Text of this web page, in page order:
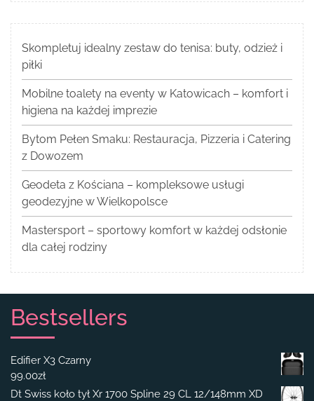
Skompletuj idealny zestaw do tenisa: buty, odzież i
piłki
Mobilne toalety na eventy w Katowicach – komfort i
higiena na każdej imprezie
Bytom Pełen Smaku: Restauracja, Pizzeria i Catering
z Dowozem
Geodeta z Kościana – kompleksowe usługi
geodezyjne w Wielkopolsce
Mastersport – sportowy komfort w każdej odsłonie
dla całej rodziny
Bestsellers
Edifier X3 Czarny
99.00zł
Dt Swiss koło tył Xr 1700 Spline 29 CL 12/148mm XD